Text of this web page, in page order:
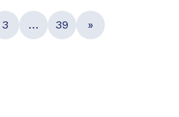
3 … 39 »